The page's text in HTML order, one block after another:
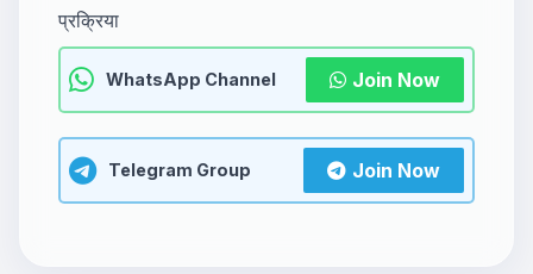
प्रक्रिया
WhatsApp Channel Join Now
Telegram Group Join Now